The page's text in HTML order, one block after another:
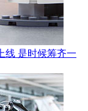
线 是时候筹齐一